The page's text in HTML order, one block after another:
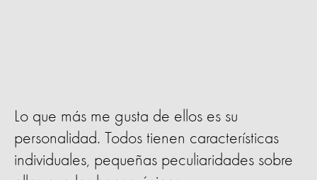
Lo que más me gusta de ellos es su
personalidad. Todos tienen características
individuales, pequeñas peculiaridades sobre